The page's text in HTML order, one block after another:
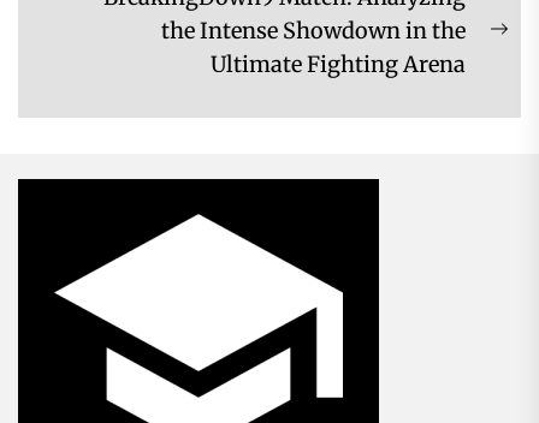
the Intense Showdown in the
Ultimate Fighting Arena